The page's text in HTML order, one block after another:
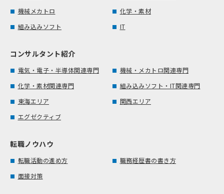
機械メカトロ
化学・素材
組み込みソフト
IT
コンサルタント紹介
電気・電子・半導体関連専門
機械・メカトロ関連専門
化学・素材関連専門
組み込みソフト・IT関連専門
東海エリア
関西エリア
エグゼクティブ
転職ノウハウ
転職活動の進め方
職務経歴書の書き方
面接対策